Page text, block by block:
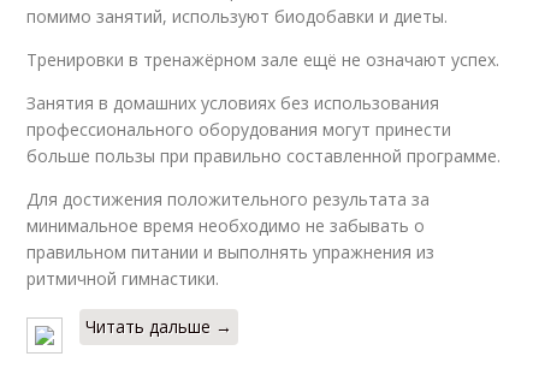
помимо занятий, используют биодобавки и диеты.
Тренировки в тренажёрном зале ещё не означают успех.
Занятия в домашних условиях без использования
профессионального оборудования могут принести
больше пользы при правильно составленной программе.
Для достижения положительного результата за
минимальное время необходимо не забывать о
правильном питании и выполнять упражнения из
ритмичной гимнастики.
Читать дальше →